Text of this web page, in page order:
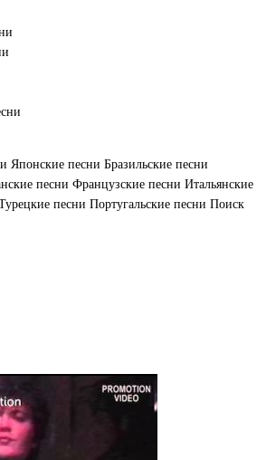
Японские песни Бразильские песни
песни Французские песни Итальянские
песни Португальские песни Поиск